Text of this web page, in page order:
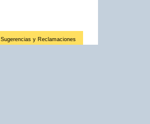
Sugerencias y Reclamaciones